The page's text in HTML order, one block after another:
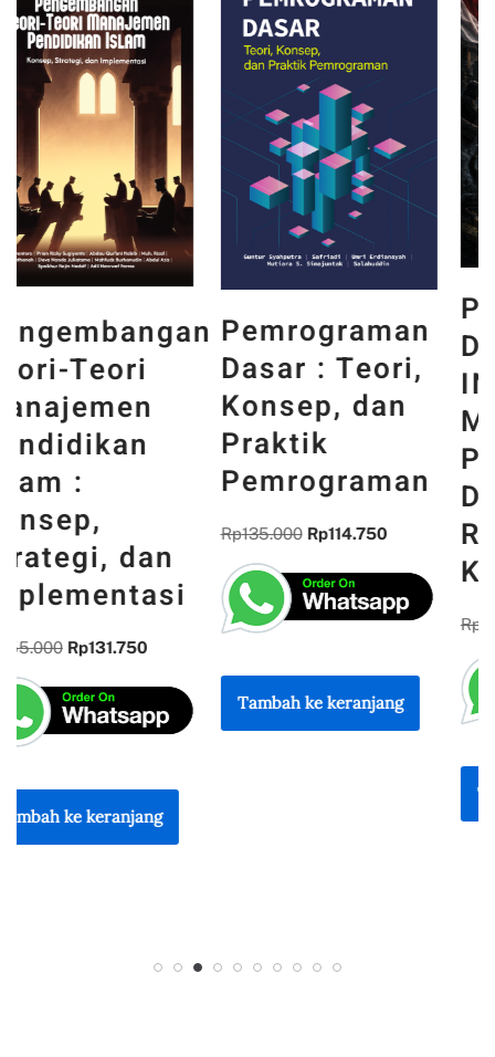
Pemrograman
Dasar : Teori,
Konsep, dan
Praktik
Pemrograman
Rp 135.000
Tambah ke keranjang
DAN WAJAH
INDONESIA :
MEMORI,
PENGALAMAN,
DAN
REFLEKSI
KEBANGSAAN
Rp300.000 Rp255.000